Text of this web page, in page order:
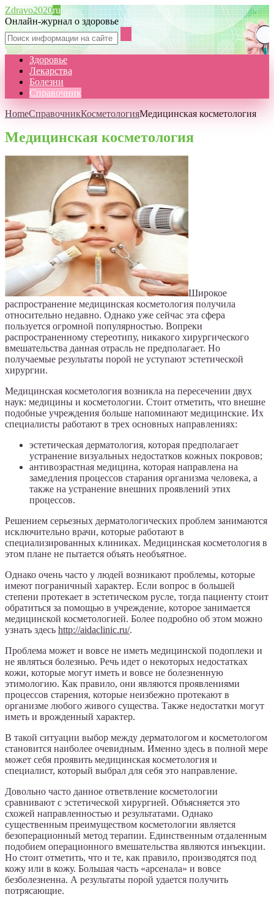
Zdravo2020ru
Онлайн-журнал о здоровье
Здоровье
Лекарства
Болезни
Справочник
HomeСправочникКосметологияМедицинская косметология
Медицинская косметология
Широкое
распространение медицинская косметология получила
относительно недавно. Однако уже сейчас эта сфера
пользуется огромной популярностью. Вопреки
распространенному стереотипу, никакого хирургического
вмешательства данная отрасль не предполагает. Но
получаемые результаты порой не уступают эстетической
хирургии.
Медицинская косметология возникла на пересечении двух
наук: медицины и косметологии. Стоит отметить, что внешне
подобные учреждения больше напоминают медицинские. Их
специалисты работают в трех основных направлениях:
эстетическая дерматология, которая предполагает
устранение визуальных недостатков кожных покровов;
антивозрастная медицина, которая направлена на
замедления процессов старания организма человека, а
также на устранение внешних проявлений этих
процессов.
Решением серьезных дерматологических проблем занимаются
исключительно врачи, которые работают в
специализированных клиниках. Медицинская косметология в
этом плане не пытается объять необъятное.
Однако очень часто у людей возникают проблемы, которые
имеют пограничный характер. Если вопрос в большей
степени протекает в эстетическом русле, тогда пациенту стоит
обратиться за помощью в учреждение, которое занимается
медицинской косметологией. Более подробно об этом можно
узнать здесь http://aidaclinic.ru/.
Проблема может и вовсе не иметь медицинской подоплеки и
не являться болезнью. Речь идет о некоторых недостатках
кожи, которые могут иметь и вовсе не болезненную
этимологию. Как правило, они являются проявлениями
процессов старения, которые неизбежно протекают в
организме любого живого существа. Также недостатки могут
иметь и врожденный характер.
В такой ситуации выбор между дерматологом и косметологом
становится наиболее очевидным. Именно здесь в полной мере
может себя проявить медицинская косметология и
специалист, который выбрал для себя это направление.
Довольно часто данное ответвление косметологии
сравнивают с эстетической хирургией. Объясняется это
схожей направленностью и результатами. Однако
существенным преимуществом косметологии является
безоперационный метод терапии. Единственным отдаленным
подобием операционного вмешательства являются инъекции.
Но стоит отметить, что и те, как правило, производятся под
кожу или в кожу. Большая часть «арсенала» и вовсе
безболезненна. А результаты порой удается получить
потрясающие.